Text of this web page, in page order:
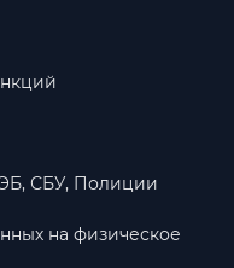
СБУ, Полиции
на физическое